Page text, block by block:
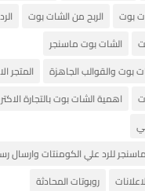
بوت
الربح من الشات بوت
الشات بوت ماسنجر
بوت والقوالب الجاهزة
المتجر
اهمية الشات بوت بالتجارة
للرد علي الكومنتات وارسال
روبوتات المحادثة